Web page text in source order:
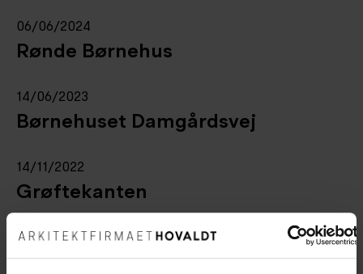
06/06/2024
Rønde Børnehus
14/06/2023
Børnehuset Damgårdsvej
14/11/2022
Grøftekanten
14/11/2022
Børnehaven Engen